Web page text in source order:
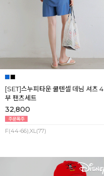
[SET]스누피타운 쿨텐셀 데님 셔츠 4
부 팬츠세트
32,800
F(44-66),XL(77)